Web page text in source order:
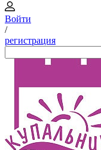
Войти
/
регистрация